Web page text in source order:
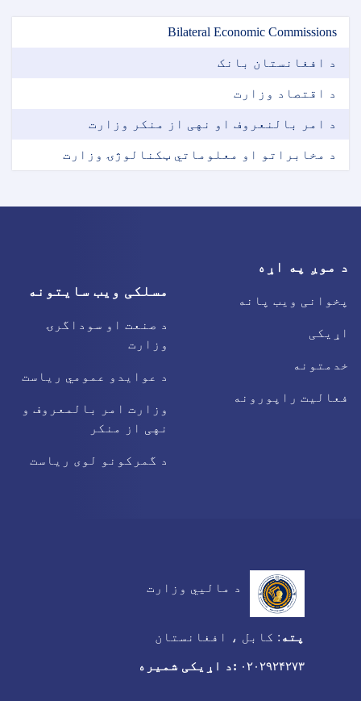
Bilateral Economic Commissions
د افغانستان بانک
د اقتصاد وزارت
د امر بالنعروف او نهی از منکر وزارت
د مخابراتو او معلوماتي ټکنالوژۍ وزارت
د موږ په اړه
پخوانی ویب پانه
اړیکی
خدمتونه
فعالیت راپورونه
مسلکی ویب سایتونه
د صنعت او سوداگرۍ
وزارت
د عوایدو عمومي ریاست
وزارت امر بالمعروف و
نهی از منکر
د گمرکونو لوی ریاست
د مالیي وزارت
پته : کابل ، افغانستان
۰۲۰۲۹۲۴۲۷۳ :د اړیکی شمیره